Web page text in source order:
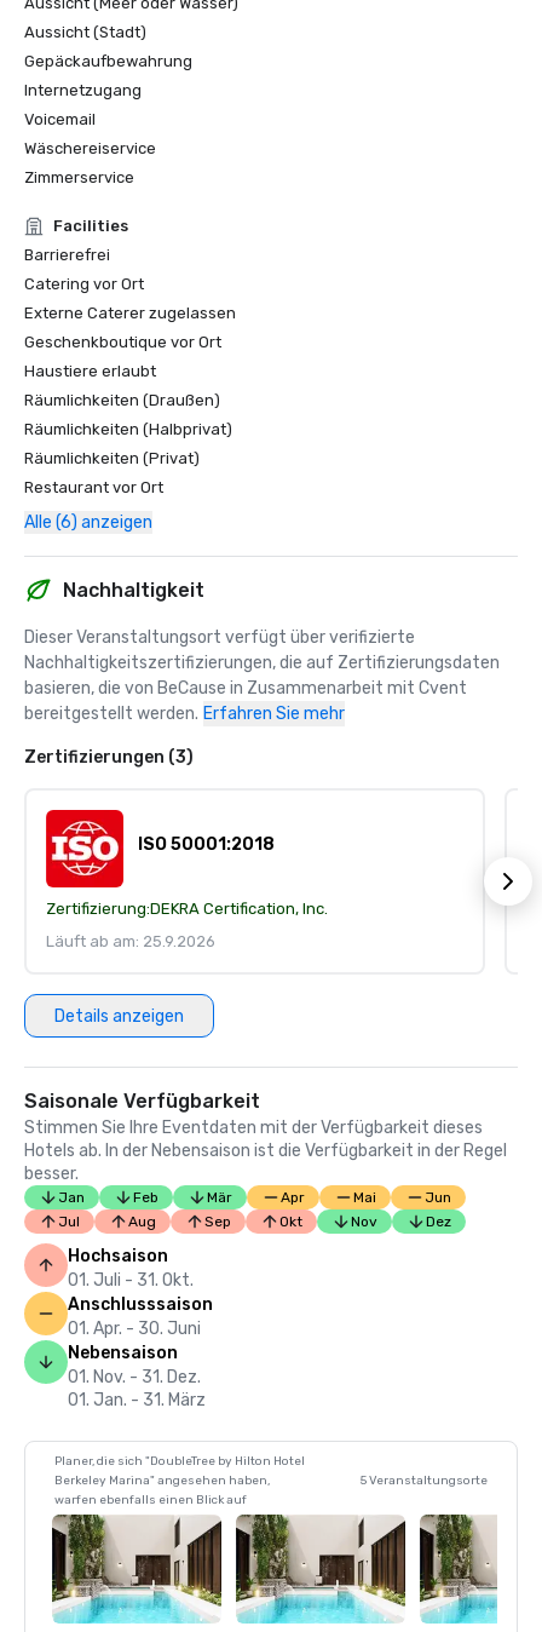
Aussicht (Stadt)
Gepäckaufbewahrung
Internetzugang
Voicemail
Wäschereiservice
Zimmerservice
Facilities
Barrierefrei
Catering vor Ort
Externe Caterer zugelassen
Geschenkboutique vor Ort
Haustiere erlaubt
Räumlichkeiten (Draußen)
Räumlichkeiten (Halbprivat)
Räumlichkeiten (Privat)
Restaurant vor Ort
Alle (6) anzeigen
Nachhaltigkeit
Dieser Veranstaltungsort verfügt über verifizierte
Nachhaltigkeitszertifizierungen, die auf Zertifizierungsdaten
basieren, die von BeCause in Zusammenarbeit mit Cvent
bereitgestellt werden. Erfahren Sie mehr
Zertifizierungen (3)
ISO 50001:2018
Zertifizierung:DEKRA Certification, Inc.
Läuft ab am: 25.9.2026
Details anzeigen
Saisonale Verfügbarkeit
Stimmen Sie Ihre Eventdaten mit der Verfügbarkeit dieses
Hotels ab. In der Nebensaison ist die Verfügbarkeit in der Regel
besser.
Jan Feb Mär Apr Mai
Jun
Jul
Aug Sep Okt Nov Dez
Hochsaison
01. Juli - 31. Okt.
Anschlusssaison
01. Apr. - 30. Juni
Nebensaison
01. Nov. - 31. Dez.
01. Jan. - 31. März
Planer, die sich "DoubleTree by Hilton Hotel
Berkeley Marina" angesehen haben,
warfen ebenfalls einen Blick auf
5 Veranstaltungsorte